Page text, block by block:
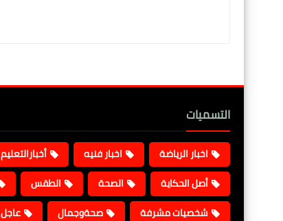
التسميات
اخبار الرياضة اخبار فنيه أخبارالتعليم
أصل الحكاية
الصحة الطقس
شخصيات مشرفة
صحةوجمال عاجل